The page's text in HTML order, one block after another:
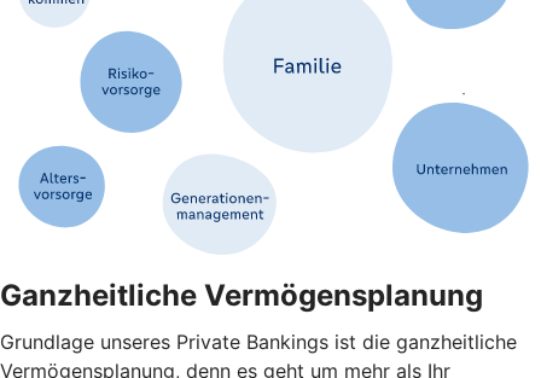
Ganzheitliche Vermögensplanung
Grundlage unseres Private Bankings ist die ganzheitliche
Vermögensplanung, denn es geht um mehr als Ihr